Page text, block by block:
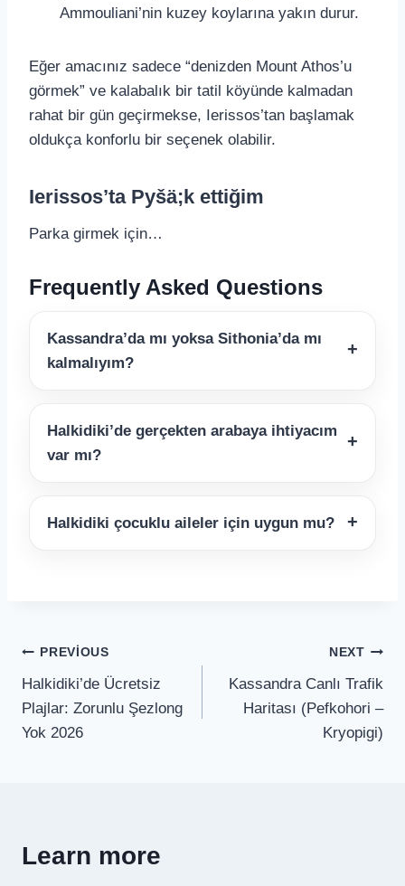
Ammouliani’nin kuzey koylarına yakın durur.
Eğer amacınız sadece “denizden Mount Athos’u
görmek” ve kalabalık bir tatil köyünde kalmadan
rahat bir gün geçirmekse, Ierissos’tan başlamak
oldukça konforlu bir seçenek olabilir.
Ierissos’ta Pyšä;k ettiğim
Parka girmek için…
Frequently Asked Questions
Kassandra’da mı yoksa Sithonia’da mı
kalmalıyım?
Halkidiki’de gerçekten arabaya ihtiyacım
var mı?
Halkidiki çocuklu aileler için uygun mu?
Post
navigation
PREVIOUS
Halkidiki’de Ücretsiz
Plajlar: Zorunlu Şezlong
Yok 2026
NEXT
Kassandra Canlı Trafik
Haritası (Pefkohori –
Kryopigi)
Learn more